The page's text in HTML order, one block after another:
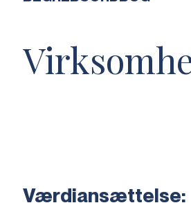
Værdiansættelse: